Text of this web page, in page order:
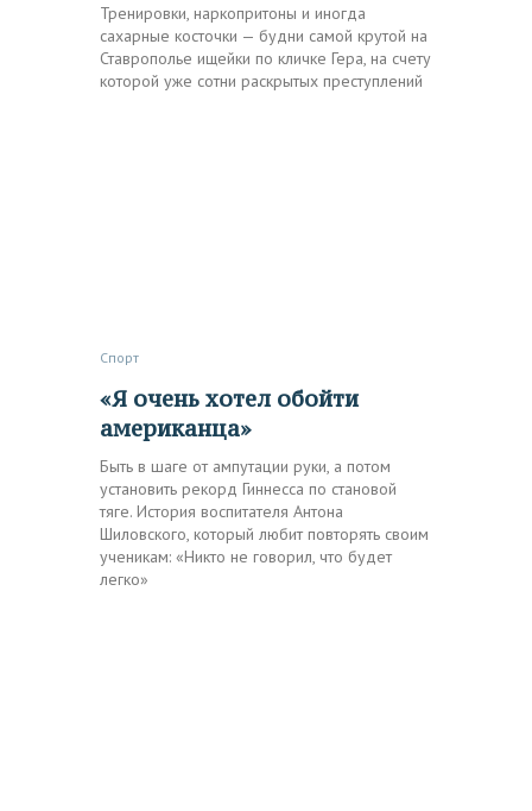
Тренировки, наркопритоны и иногда
сахарные косточки — будни самой крутой на
Ставрополье ищейки по кличке Гера, на счету
которой уже сотни раскрытых преступлений
Спорт
«Я очень хотел обойти
американца»
Быть в шаге от ампутации руки, а потом
установить рекорд Гиннесса по становой
тяге. История воспитателя Антона
Шиловского, который любит повторять своим
ученикам: «Никто не говорил, что будет
легко»